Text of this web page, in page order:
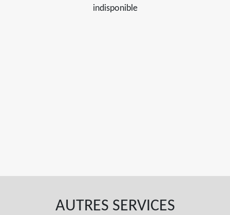
indisponible
AUTRES SERVICES